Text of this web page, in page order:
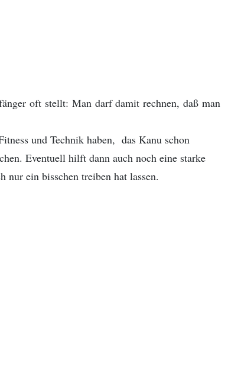
oft stellt: Man darf damit rechnen, daß man
und Technik haben, das Kanu schon
Eventuell hilft dann auch noch eine starke
nur ein bisschen treiben hat lassen.